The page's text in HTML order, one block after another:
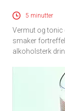
5 minutter
Vermut og tonic
smaker
alkoholsterk